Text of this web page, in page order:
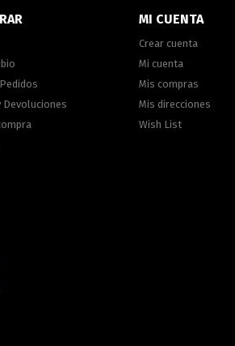
Devoluciones
MI CUENTA
Crear cuenta
Mi cuenta
Mis compras
Mis direcciones
Wish List